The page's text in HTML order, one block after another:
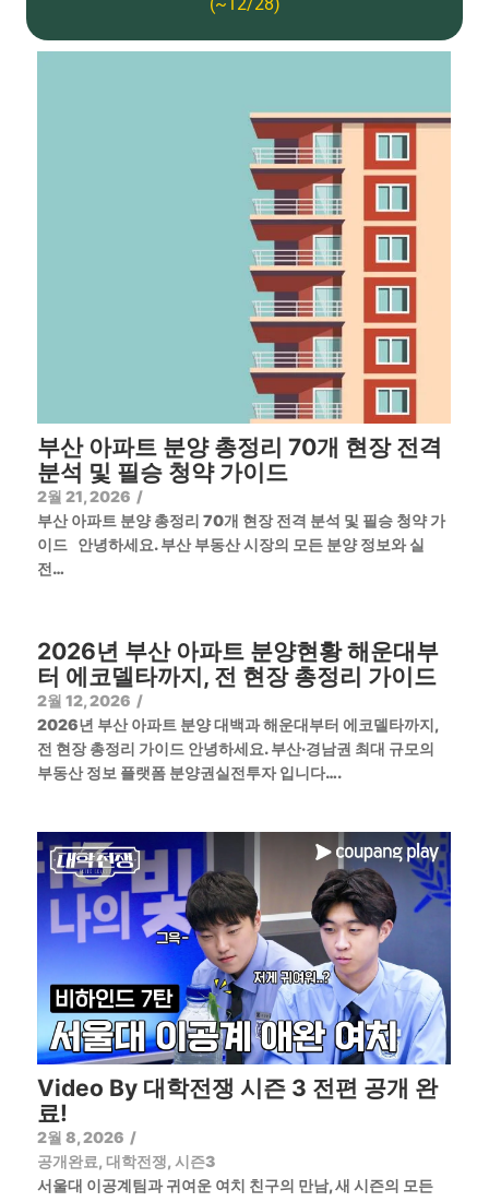
부산 아파트 분양 총정리 70개 현장 전격
분석 및 필승 청약 가이드
2월 21, 2026 /
부산 아파트 분양 총정리 70개 현장 전격 분석 및 필승 청약 가
이드 안녕하세요. 부산 부동산 시장의 모든 분양 정보와 실
전…
2026년 부산 아파트 분양현황 해운대부
터 에코델타까지, 전 현장 총정리 가이드
2월 12, 2026 /
2026년 부산 아파트 분양 대백과 해운대부터 에코델타까지,
전 현장 총정리 가이드 안녕하세요. 부산·경남권 최대 규모의
부동산 정보 플랫폼 분양권실전투자 입니다….
Video By 대학전쟁 시즌 3 전편 공개 완
료!
2월 8, 2026 /
공개완료, 대학전쟁, 시즌3
서울대 이공계팀과 귀여운 여치 친구의 만남, 새 시즌의 모든